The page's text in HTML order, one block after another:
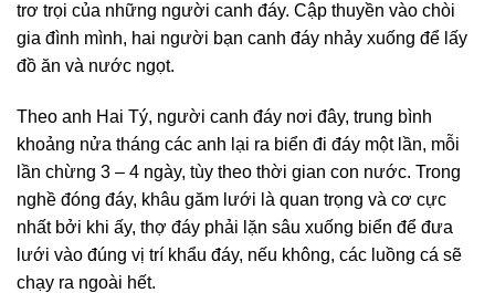
trơ trọi của những người canh đáy. Cập thuyền vào chòi
gia đình mình, hai người bạn canh đáy nhảy xuống để lấy
đồ ăn và nước ngọt.
Theo anh Hai Tý, người canh đáy nơi đây, trung bình
khoảng nửa tháng các anh lại ra biển đi đáy một lần, mỗi
lần chừng 3 – 4 ngày, tùy theo thời gian con nước. Trong
nghề đóng đáy, khâu găm lưới là quan trọng và cơ cực
nhất bởi khi ấy, thợ đáy phải lặn sâu xuống biển để đưa
lưới vào đúng vị trí khẩu đáy, nếu không, các luồng cá sẽ
chạy ra ngoài hết.